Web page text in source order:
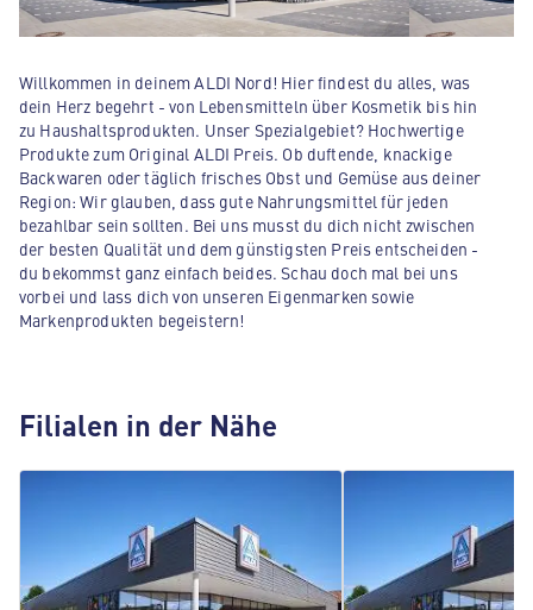
Willkommen in deinem ALDI Nord! Hier findest du alles, was
dein Herz begehrt - von Lebensmitteln über Kosmetik bis hin
zu Haushaltsprodukten. Unser Spezialgebiet? Hochwertige
Produkte zum Original ALDI Preis. Ob duftende, knackige
Backwaren oder täglich frisches Obst und Gemüse aus deiner
Region: Wir glauben, dass gute Nahrungsmittel für jeden
bezahlbar sein sollten. Bei uns musst du dich nicht zwischen
der besten Qualität und dem günstigsten Preis entscheiden -
du bekommst ganz einfach beides. Schau doch mal bei uns
vorbei und lass dich von unseren Eigenmarken sowie
Markenprodukten begeistern!
Filialen in der Nähe